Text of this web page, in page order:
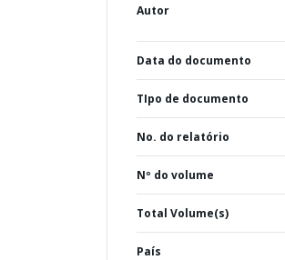
Autor
Data do documento
TIpo de documento
No. do relatório
Nº do volume
Total Volume(s)
País